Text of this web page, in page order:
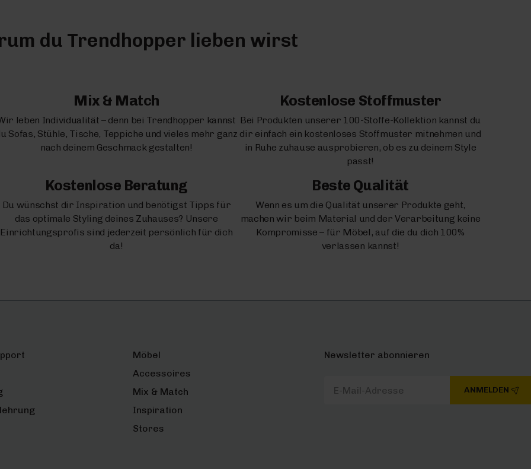
du Trendhopper lieben wirst
Mix & Match
leben Individualität – denn bei Trendhopper kannst
Sofas, Stühle, Tische, Teppiche und vieles mehr ganz
nach deinem Geschmack gestalten!
Kostenlose Stoffmuster
Bei Produkten unserer 100-Stoffe-Kollektion kannst du
dir einfach ein kostenloses Stoffmuster mitnehmen und
in Ruhe zuhause ausprobieren, ob es zu deinem Style
passt!
Kostenlose Beratung
Du wünschst dir Inspiration und benötigst Tipps für
das optimale Styling deines Zuhauses? Unsere
Einrichtungsprofis sind jederzeit persönlich für dich
da!
Beste Qualität
Wenn es um die Qualität unserer Produkte geht,
machen wir beim Material und der Verarbeitung keine
Kompromisse – für Möbel, auf die du dich 100%
verlassen kannst!
Möbel
Accessoires
Mix & Match
Inspiration
Stores
Newsletter abonnieren
ANMELDEN